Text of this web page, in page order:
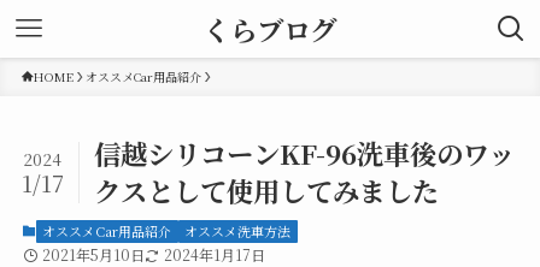
くらブログ
HOME オススメCar用品紹介
信越シリコーンKF-96洗車後のワッ
クスとして使用してみました
2024
1/17
オススメCar用品紹介 オススメ洗車方法
2021年5月10日 2024年1月17日